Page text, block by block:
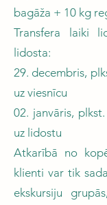
bagāža + 10 kg
Transfera laiki
lidosta:
29. decembris,
uz viesnīcu
02. janvāris,
uz lidostu
Atkarībā no
klienti var tik
ekskursiju